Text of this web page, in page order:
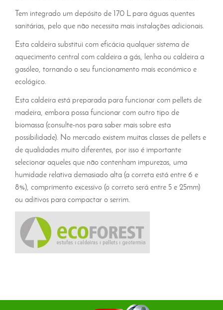
Tem integrado um depósito de 170 L para águas quentes
sanitárias, pelo que não necessita mais instalações adicionais.
Esta caldeira substitui com eficácia qualquer sistema de
aquecimento central com caldeira a gás, lenha ou caldeira a
gasóleo, tornando o seu funcionamento mais económico e
ecológico.
Esta caldeira está preparada para funcionar com pellets de
madeira, embora possa funcionar com outro tipo de
biomassa (consulte-nos para saber mais sobre esta
possibilidade). No mercado existem muitas classes de pellets e
de qualidades muito diferentes, por isso é importante
selecionar aqueles que não contenham impurezas, uma
humidade relativa demasiado alta (a correta está entre 6 e
8%), comprimento excessivo (o correto será entre 5 e 25mm)
ou aditivos para compactar o serrim.